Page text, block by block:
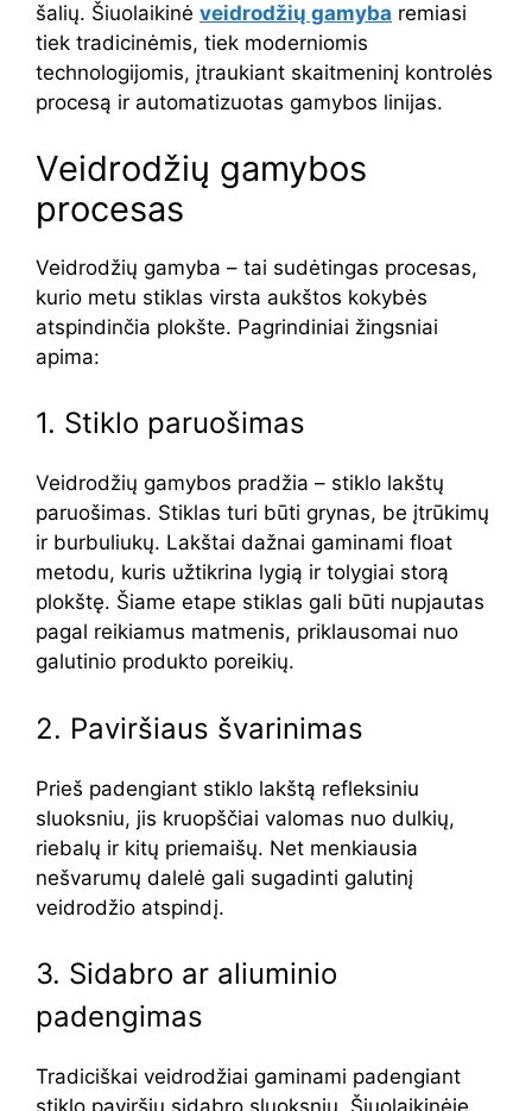
šalių. Šiuolaikinė veidrodžių gamyba remiasi
tiek tradicinėmis, tiek moderniomis
technologijomis, įtraukiant skaitmeninį kontrolės
procesą ir automatizuotas gamybos linijas.
Veidrodžių gamybos
procesas
Veidrodžių gamyba – tai sudėtingas procesas,
kurio metu stiklas virsta aukštos kokybės
atspindinčia plokšte. Pagrindiniai žingsniai
apima:
1. Stiklo paruošimas
Veidrodžių gamybos pradžia – stiklo lakštų
paruošimas. Stiklas turi būti grynas, be įtrūkimų
ir burbuliukų. Lakštai dažnai gaminami float
metodu, kuris užtikrina lygią ir tolygiai storą
plokštę. Šiame etape stiklas gali būti nupjautas
pagal reikiamus matmenis, priklausomai nuo
galutinio produkto poreikių.
2. Paviršiaus švarinimas
Prieš padengiant stiklo lakštą refleksiniu
sluoksniu, jis kruopščiai valomas nuo dulkių,
riebalų ir kitų priemaišų. Net menkiausia
nešvarumų dalelė gali sugadinti galutinį
veidrodžio atspindį.
3. Sidabro ar aliuminio
padengimas
Tradiciškai veidrodžiai gaminami padengiant